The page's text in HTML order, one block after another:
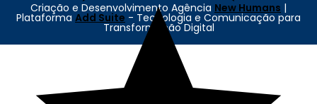
Criação e Desenvolvimento Agência New Humans |
Plataforma Add Suite - Tecnologia e Comunicação para
Transformação Digital